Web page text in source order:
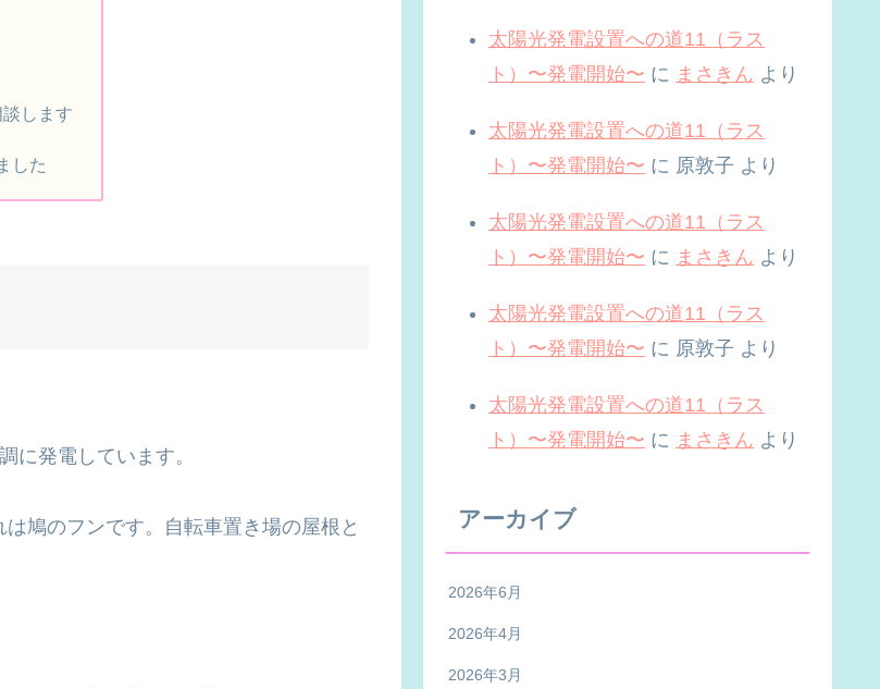
します
した
に発電しています。
鳩のフンです。自転車置き場の屋根と
太陽光発電設置への道11（ラス
ト）〜発電開始〜 に まさきん より
太陽光発電設置への道11（ラス
ト）〜発電開始〜 に 原敦子 より
太陽光発電設置への道11（ラス
ト）〜発電開始〜 に まさきん より
太陽光発電設置への道11（ラス
ト）〜発電開始〜 に 原敦子 より
太陽光発電設置への道11（ラス
ト）〜発電開始〜 に まさきん より
アーカイブ
2026年6月
2026年4月
2026年3月